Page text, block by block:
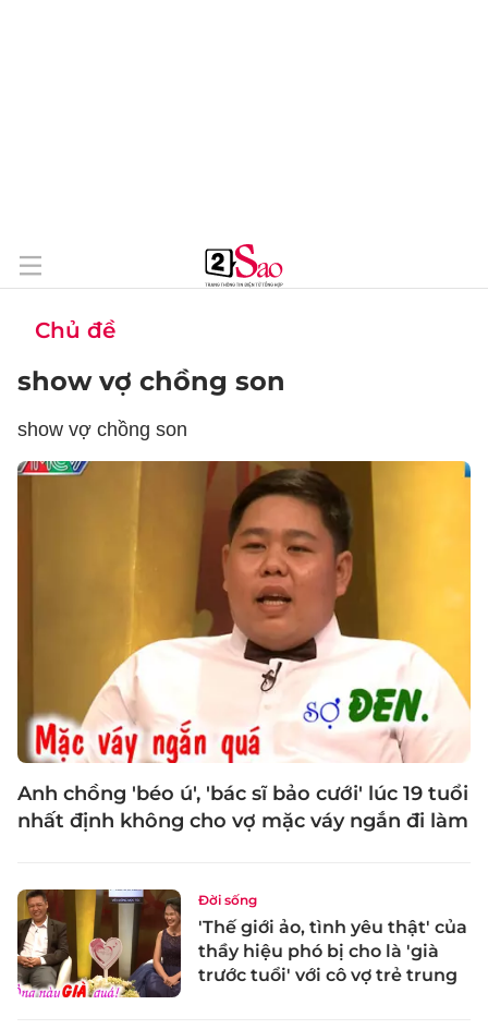
Chủ đề
show vợ chồng son
show vợ chồng son
Anh chồng 'béo ú', 'bác sĩ bảo cưới' lúc 19 tuổi
nhất định không cho vợ mặc váy ngắn đi làm
Đời sống
'Thế giới ảo, tình yêu thật' của
thầy hiệu phó bị cho là 'già
trước tuổi' với cô vợ trẻ trung